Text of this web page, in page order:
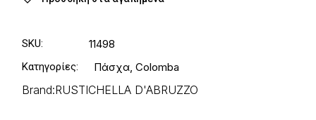
SKU: 11498
Κατηγορίες: Πάσχα,Colomba
Brand:RUSTICHELLA D'ABRUZZO